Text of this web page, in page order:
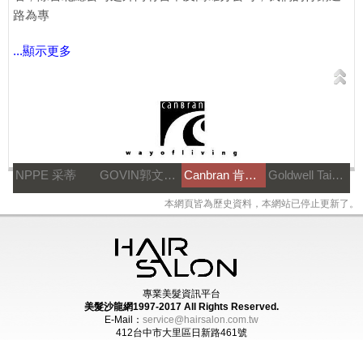
路為專
...顯示更多
NPPE 采蒂 GOVIN郭文髮藝 Canbran 肯邦國際 Goldwell Taiwan
本網頁皆為歷史資料，本網站已停止更新了。
專業美髮資訊平台
美髮沙龍網1997-2017 All Rights Reserved.
E-Mail： service@hairsalon.com.tw
412台中市大里區日新路461號